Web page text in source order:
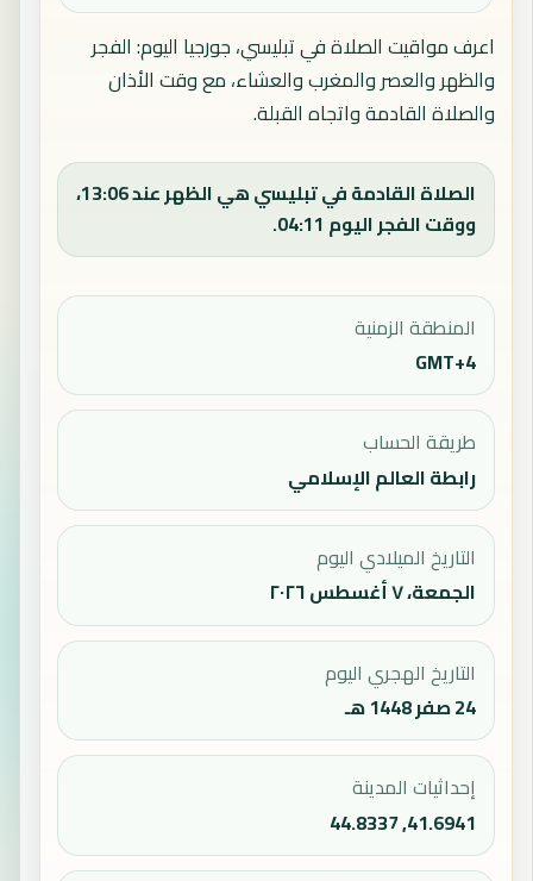
اعرف مواقيت الصلاة في تبليسي، جورجيا اليوم: الفجر
والظهر والعصر والمغرب والعشاء، مع وقت الأذان
والصلاة القادمة واتجاه القبلة.
الصلاة القادمة في تبليسي هي الظهر عند 13:06،
ووقت الفجر اليوم 04:11.
المنطقة الزمنية
GMT+4
طريقة الحساب
رابطة العالم الإسلامي
التاريخ الميلادي اليوم
الجمعة، ٧ أغسطس ٢٠٢٦
التاريخ الهجري اليوم
24 صفر 1448 هـ
إحداثيات المدينة
41.6941, 44.8337